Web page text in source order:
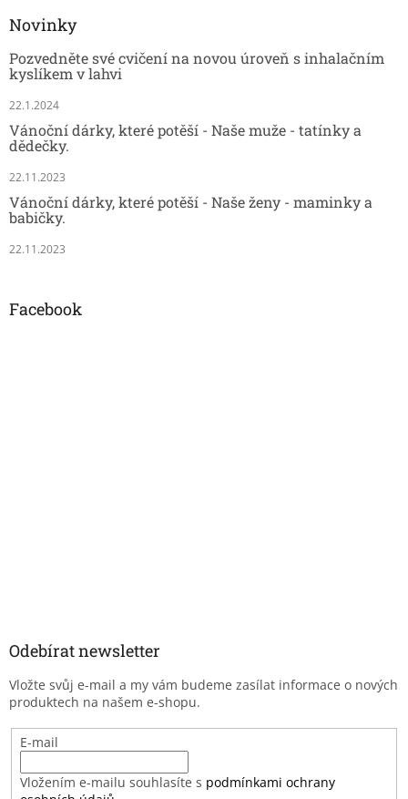
Novinky
Pozvedněte své cvičení na novou úroveň s inhalačním
kyslíkem v lahvi
22.1.2024
Vánoční dárky, které potěší - Naše muže - tatínky a
dědečky.
22.11.2023
Vánoční dárky, které potěší - Naše ženy - maminky a
babičky.
22.11.2023
Facebook
Odebírat newsletter
Vložte svůj e-mail a my vám budeme zasílat informace o nových
produktech na našem e-shopu.
E-mail
Vložením e-mailu souhlasíte s podmínkami ochrany